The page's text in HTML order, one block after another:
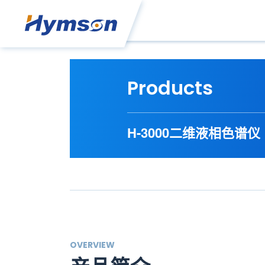
Products
H-3000二维液相色谱仪
OVERVIEW